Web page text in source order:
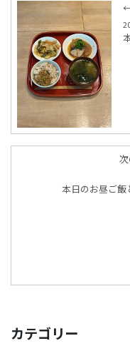
本日のお昼ご飯
カテゴリー